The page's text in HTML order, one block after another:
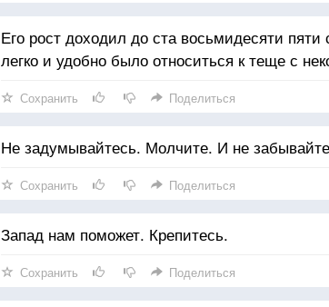
Его рост доходил до ста восьмидесяти
легко и удобно было относиться к теще с
Сохранить Поделиться
Не задумывайтесь. Молчите. И не
Сохранить Поделиться
Запад нам поможет. Крепитесь.
Сохранить Поделиться